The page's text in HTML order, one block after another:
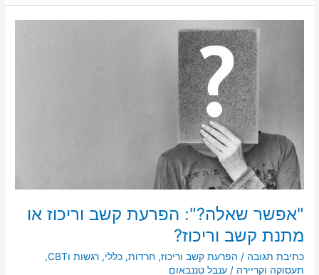
b
d
o
n
"אפשר שאלה?": הפרעת קשב וריכוז או
מתנת קשב וריכוז?
כתיבת תגובה / הפרעת קשב וריכוז,חרדות,כללי,רגשות וCBT
,
תעסוקה וקריירה /ענבל טננבאום
קשב
וריכוז?